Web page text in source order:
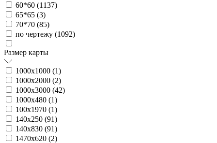
60*60 (1137)
65*65 (3)
70*70 (85)
по чертежу (1092)
Размер карты
1000х1000 (1)
1000х2000 (2)
1000х3000 (42)
1000х480 (1)
100х1970 (1)
140х250 (91)
140х830 (91)
1470х620 (2)